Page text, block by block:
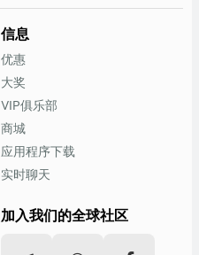
信息
优惠
大奖
VIP俱乐部
商城
应用程序下载
实时聊天
加入我们的全球社区